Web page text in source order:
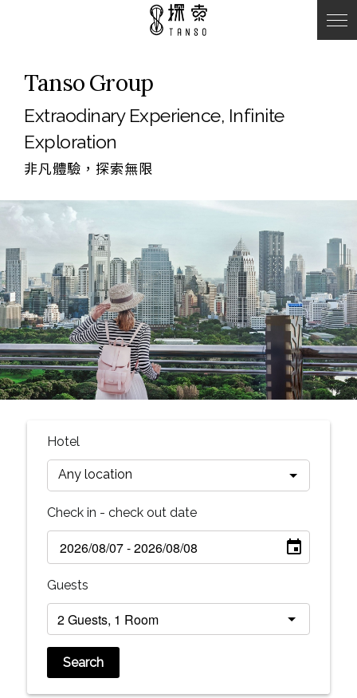
Tanso Group
Extraodinary Experience, Infinite
Exploration
非凡體驗，探索無限
Hotel
Any location
Check in - check out date
Guests
Search